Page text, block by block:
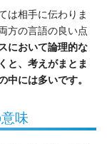
は相手に伝わりま
方の言語の良い点
において論理的な
と、考えがまとま
中には多いです。
味